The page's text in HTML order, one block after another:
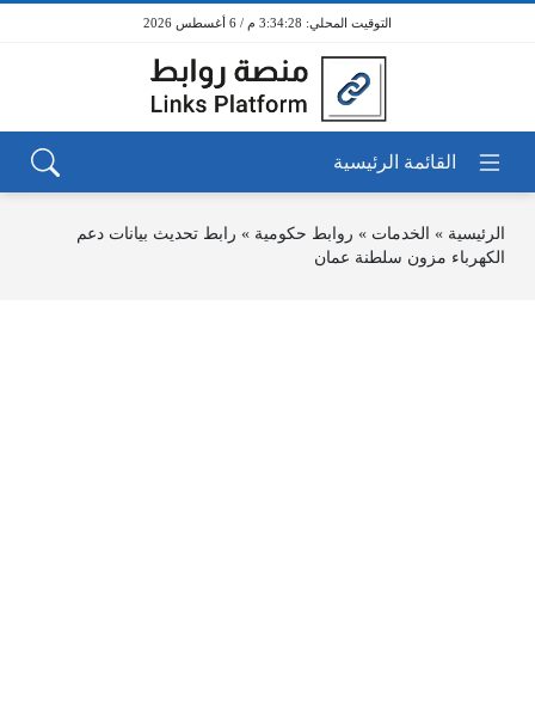
3:34:28 م / 6 أغسطس 2026
الرئيسية » الخدمات » روابط حكومية » رابط تحديث بيانات دعم
الكهرباء مزون سلطنة عمان